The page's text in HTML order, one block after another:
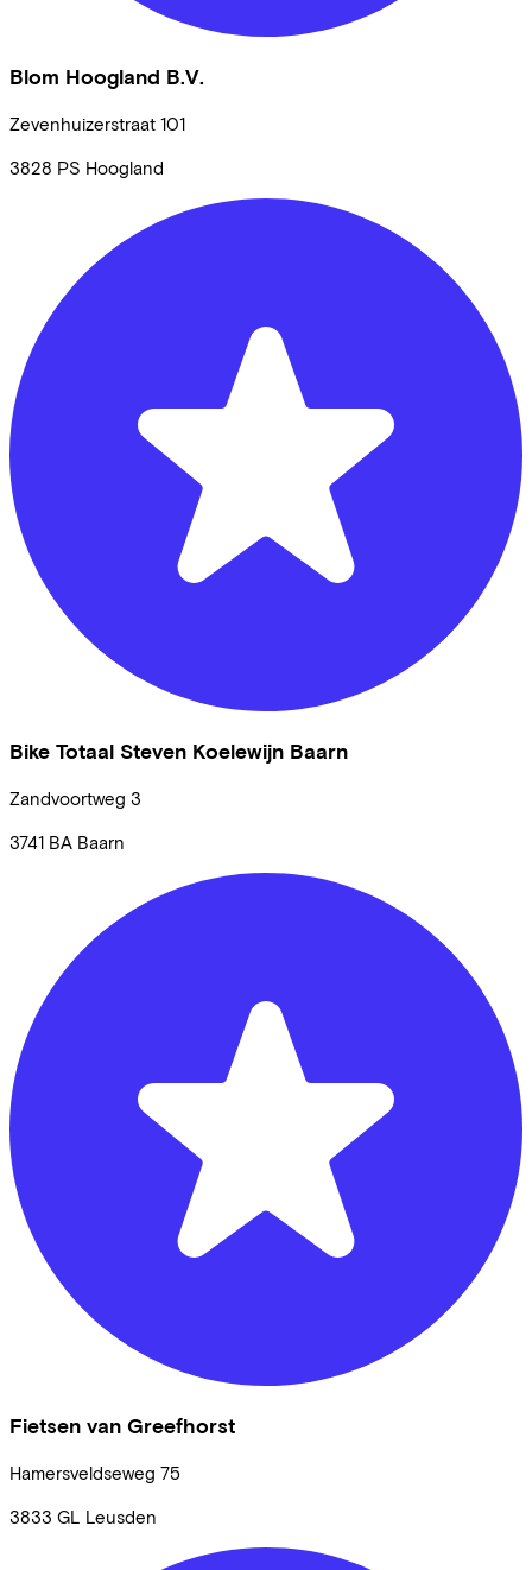
Blom Hoogland B.V.
Zevenhuizerstraat 101
3828 PS Hoogland
Bike Totaal Steven Koelewijn Baarn
Zandvoortweg 3
3741 BA Baarn
Fietsen van Greefhorst
Hamersveldseweg 75
3833 GL Leusden